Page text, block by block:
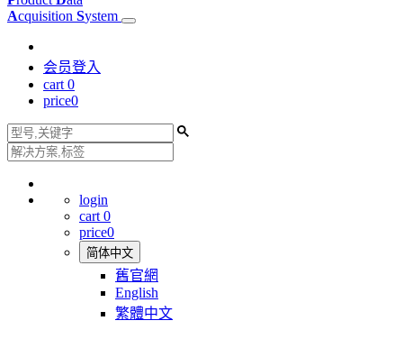
Acquisition System
会员登入
cart 0
price0
login
cart 0
price0
简体中文
舊官網
English
繁體中文